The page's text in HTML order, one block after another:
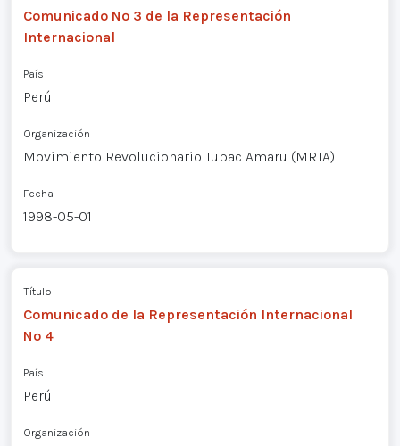
Comunicado Nº 3 de la Representación
Internacional
País
Perú
Organización
Movimiento Revolucionario Tupac Amaru (MRTA)
Fecha
1998-05-01
Título
Comunicado de la Representación Internacional
Nº 4
País
Perú
Organización